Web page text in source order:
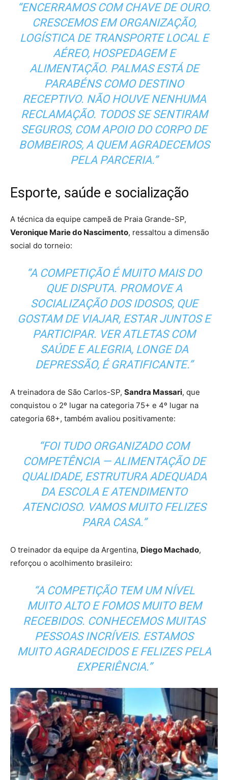
“ENCERRAMOS COM CHAVE DE OURO.
CRESCEMOS EM ORGANIZAÇÃO,
LOGÍSTICA DE TRANSPORTE LOCAL E
AÉREO, HOSPEDAGEM E
ALIMENTAÇÃO. PALMAS ESTÁ DE
PARABÉNS COMO DESTINO
RECEPTIVO. NÃO HOUVE NENHUMA
RECLAMAÇÃO. TODOS SE SENTIRAM
SEGUROS, COM APOIO DO CORPO DE
BOMBEIROS, A QUEM AGRADECEMOS
PELA PARCERIA.”
Esporte, saúde e socialização
A técnica da equipe campeã de Praia Grande-SP,
Veronique Marie do Nascimento, ressaltou a dimensão
social do torneio:
“A COMPETIÇÃO É MUITO MAIS DO
QUE DISPUTA. PROMOVE A
SOCIALIZAÇÃO DOS IDOSOS, QUE
GOSTAM DE VIAJAR, ESTAR JUNTOS E
PARTICIPAR. VER ATLETAS COM
SAÚDE E ALEGRIA, LONGE DA
DEPRESSÃO, É GRATIFICANTE.”
A treinadora de São Carlos-SP, Sandra Massari, que
conquistou o 2º lugar na categoria 75+ e 4º lugar na
categoria 68+, também avaliou positivamente:
“FOI TUDO ORGANIZADO COM
COMPETÊNCIA — ALIMENTAÇÃO DE
QUALIDADE, ESTRUTURA ADEQUADA
DA ESCOLA E ATENDIMENTO
ATENCIOSO. VAMOS MUITO FELIZES
PARA CASA.”
O treinador da equipe da Argentina, Diego Machado,
reforçou o acolhimento brasileiro:
“A COMPETIÇÃO TEM UM NÍVEL
MUITO ALTO E FOMOS MUITO BEM
RECEBIDOS. CONHECEMOS MUITAS
PESSOAS INCRÍVEIS. ESTAMOS
MUITO AGRADECIDOS E FELIZES PELA
EXPERIÊNCIA.”